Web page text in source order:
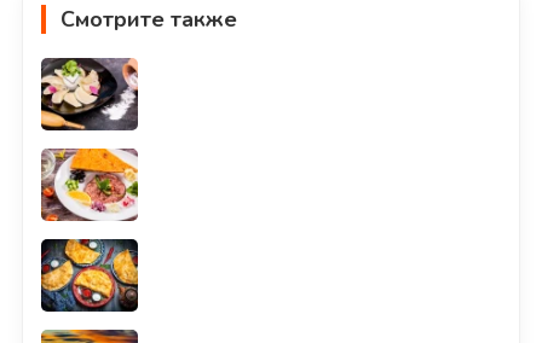
Смотрите также